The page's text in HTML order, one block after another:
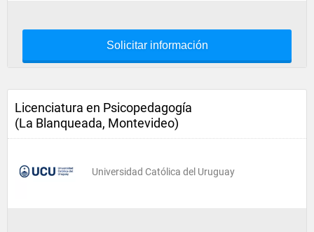
Solicitar información
Licenciatura en Psicopedagogía
(La Blanqueada, Montevideo)
Universidad Católica del Uruguay